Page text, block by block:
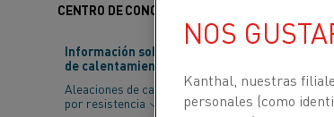
CENTRO DE CONOCIMIENTO
Información sobre material
de calentamiento
Aleaciones de calentamiento
por resistencia
La
de
NOS
Kanthal, nuestras
personales (como